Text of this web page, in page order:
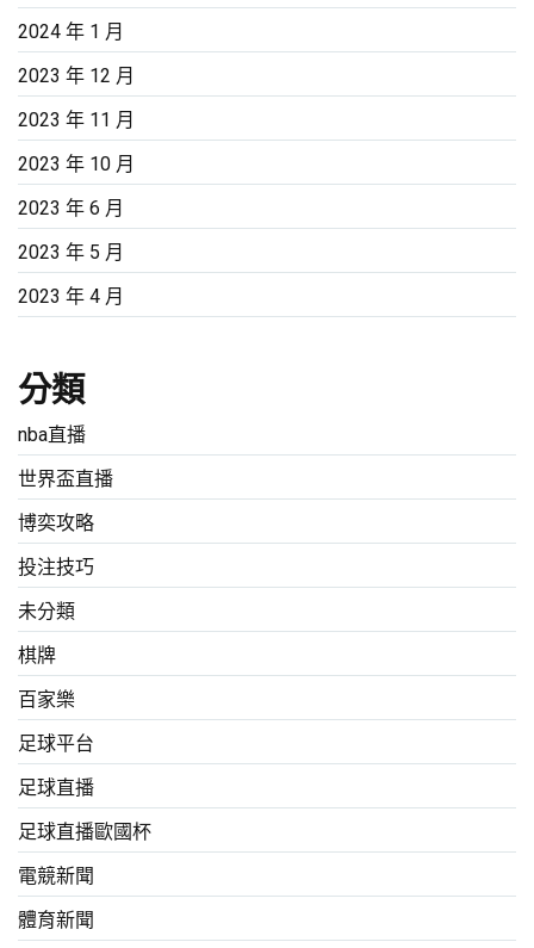
2024 年 1 月
2023 年 12 月
2023 年 11 月
2023 年 10 月
2023 年 6 月
2023 年 5 月
2023 年 4 月
分類
nba直播
世界盃直播
博奕攻略
投注技巧
未分類
棋牌
百家樂
足球平台
足球直播
足球直播歐國杯
電競新聞
體育新聞